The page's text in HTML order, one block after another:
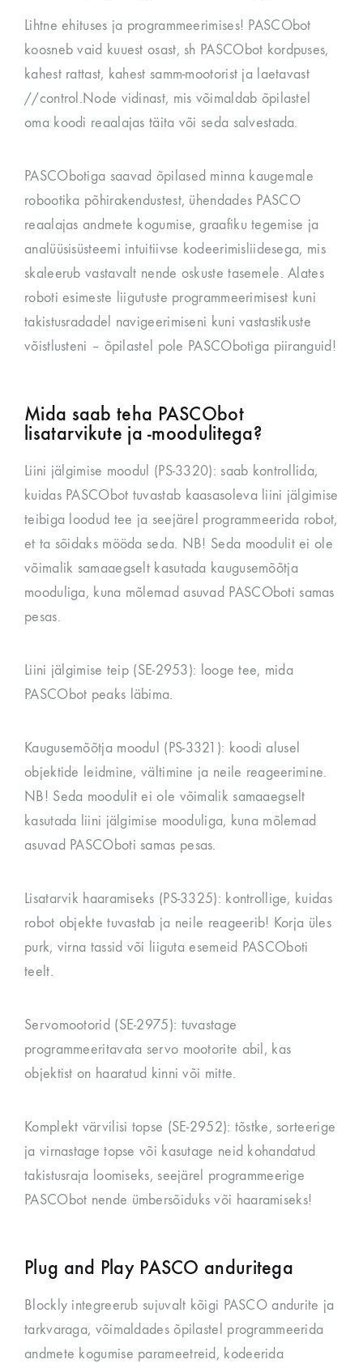
Lihtne ehituses ja programmeerimises! PASCObot
koosneb vaid kuuest osast, sh PASCObot kordpuses,
kahest rattast, kahest samm-mootorist ja laetavast
//control.Node vidinast, mis võimaldab õpilastel
oma koodi reaalajas täita või seda salvestada.
PASCObotiga saavad õpilased minna kaugemale
robootika põhirakendustest, ühendades PASCO
reaalajas andmete kogumise, graafiku tegemise ja
analüüsisüsteemi intuitiivse kodeerimisliidesega, mis
skaleerub vastavalt nende oskuste tasemele. Alates
roboti esimeste liigutuste programmeerimisest kuni
takistusradadel navigeerimiseni kuni vastastikuste
võistlusteni – õpilastel pole PASCObotiga piiranguid!
Mida saab teha PASCObot
lisatarvikute ja -moodulitega?
Liini jälgimise moodul (PS-3320): saab kontrollida,
kuidas PASCObot tuvastab kaasasoleva liini jälgimise
teibiga loodud tee ja seejärel programmeerida robot,
et ta sõidaks mööda seda. NB! Seda moodulit ei ole
võimalik samaaegselt kasutada kaugusemõõtja
mooduliga, kuna mõlemad asuvad PASCOboti samas
pesas.
Liini jälgimise teip (SE-2953): looge tee, mida
PASCObot peaks läbima.
Kaugusemõõtja moodul (PS-3321): koodi alusel
objektide leidmine, vältimine ja neile reageerimine.
NB! Seda moodulit ei ole võimalik samaaegselt
kasutada liini jälgimise mooduliga, kuna mõlemad
asuvad PASCOboti samas pesas.
Lisatarvik haaramiseks (PS-3325): kontrollige, kuidas
robot objekte tuvastab ja neile reageerib! Korja üles
purk, virna tassid või liiguta esemeid PASCOboti
teelt.
Servomootorid (SE-2975): tuvastage
programmeeritavata servo mootorite abil, kas
objektist on haaratud kinni või mitte.
Komplekt värvilisi topse (SE-2952): tõstke, sorteerige
ja virnastage topse või kasutage neid kohandatud
takistusraja loomiseks, seejärel programmeerige
PASCObot nende ümbersõiduks või haaramiseks!
Plug and Play PASCO anduritega
Blockly integreerub sujuvalt kõigi PASCO andurite ja
tarkvaraga, võimaldades õpilastel programmeerida
andmete kogumise parameetreid, kodeerida